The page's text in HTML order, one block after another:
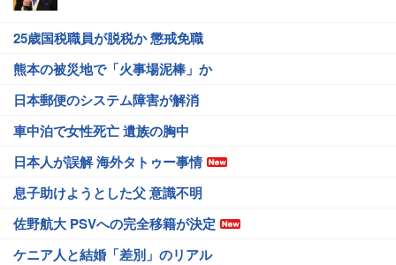
25歳国税職員が脱税か 懲戒免職
熊本の被災地で「火事場泥棒」か
日本郵便のシステム障害が解消
車中泊で女性死亡 遺族の胸中
日本人が誤解 海外タトゥー事情
息子助けようとした父 意識不明
佐野航大 PSVへの完全移籍が決定
ケニア人と結婚「差別」のリアル